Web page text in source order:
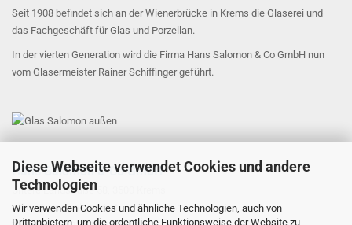
Diese Webseite verwendet Cookies und andere
Technologien
Wir verwenden Cookies und ähnliche Technologien, auch von
Drittanbietern, um die ordentliche Funktionsweise der Website zu
Seit 1908 befindet sich an der Wienerbrücke in Krems die Glaserei und
das Fachgeschäft für Glas und Porzellan.
In der vierten Generation wird die Firma Hans Salomon & Co GmbH nun
vom Glasermeister Rainer Schiffinger geführt.
Hans Salomon & Co GmbH
Untere Landstraße 58, 3500 Krems
office@glas-salomon.at